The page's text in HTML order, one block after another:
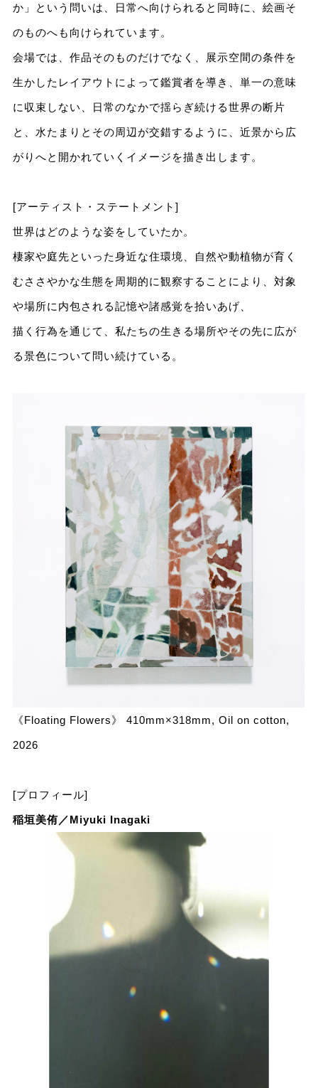
か」という問いは、日常へ向けられると同時に、絵画そ
のものへも向けられています。
会場では、作品そのものだけでなく、展示空間の条件を
生かしたレイアウトによって鑑賞者を導き、単一の意味
に収束しない、日常のなかで揺らぎ続ける世界の断片
と、水たまりとその周辺が交錯するように、近景から広
がりへと開かれていくイメージを描き出します。
[アーティスト・ステートメント]
世界はどのような姿をしていたか。
棲家や庭先といった身近な住環境、自然や動植物が育く
むささやかな生態を周期的に観察することにより、対象
や場所に内包される記憶や諸感覚を拾いあげ、
描く行為を通じて、私たちの生きる場所やその先に広が
る景色について問い続けている。
《Floating Flowers》 410mm×318mm, Oil on cotton,
2026
[プロフィール]
稲垣美侑／Miyuki Inagaki